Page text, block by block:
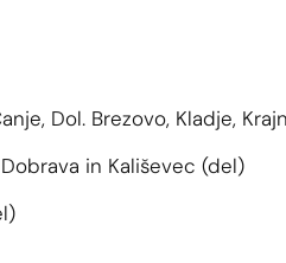
Dol. Brezovo, Kladje,
in Kališevec (del)